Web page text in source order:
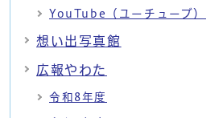
YouTube（ユーチューブ）
想い出写真館
広報やわた
令和8年度